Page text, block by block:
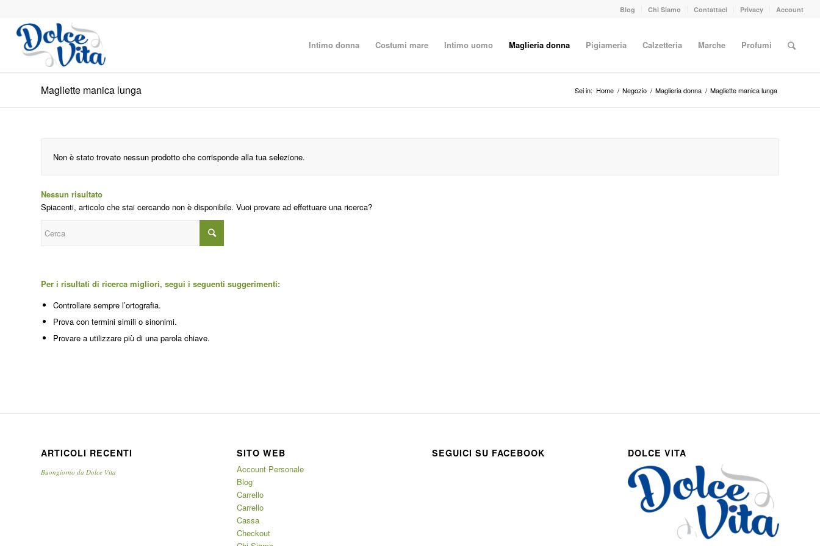
Blog Chi Siamo Contattaci Privacy Account
Intimo donna Costumi mare Intimo uomo Maglieria donna Pigiameria Calzetteria Marche Profumi
Magliette manica lunga Sei in: Home / Negozio / Maglieria donna / Magliette manica lunga
Non è stato trovato nessun prodotto che corrisponde alla tua selezione.
Nessun risultato
Spiacenti, articolo che stai cercando non è disponibile. Vuoi provare ad effettuare una ricerca?
Per i risultati di ricerca migliori, segui i seguenti suggerimenti:
Controllare sempre l’ortografia.
Prova con termini simili o sinonimi.
Provare a utilizzare più di una parola chiave.
ARTICOLI RECENTI
Buongiorno da Dolce Vita
SITO WEB
Account Personale
Blog
Carrello
Carrello
Cassa
Checkout
SEGUICI SU FACEBOOK DOLCE VITA